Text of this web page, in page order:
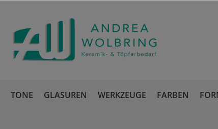
TONE GLASUREN WERKZEUGE FARBEN